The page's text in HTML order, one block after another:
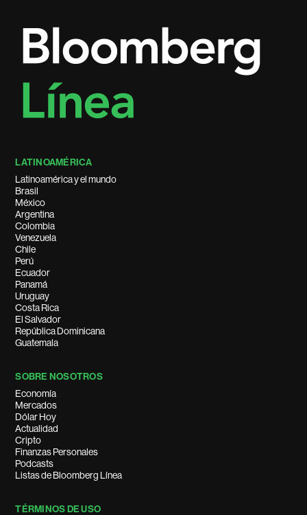
LATINOAMÉRICA
Latinoamérica y el mundo
Brasil
México
Argentina
Colombia
Venezuela
Chile
Perú
Ecuador
Panamá
Uruguay
Costa Rica
El Salvador
República Dominicana
Guatemala
SOBRE NOSOTROS
Economía
Mercados
Dólar Hoy
Actualidad
Cripto
Finanzas Personales
Podcasts
Listas de Bloomberg Línea
TÉRMINOS DE USO